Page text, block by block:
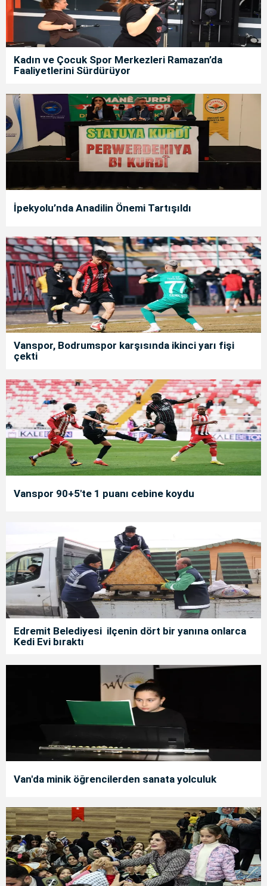
Kadın ve Çocuk Spor Merkezleri Ramazan’da
Faaliyetlerini Sürdürüyor
İpekyolu’nda Anadilin Önemi Tartışıldı
Vanspor, Bodrumspor karşısında ikinci yarı fişi
çekti
Vanspor 90+5'te 1 puanı cebine koydu
Edremit Belediyesi ilçenin dört bir yanına onlarca
Kedi Evi bıraktı
Van'da minik öğrencilerden sanata yolculuk